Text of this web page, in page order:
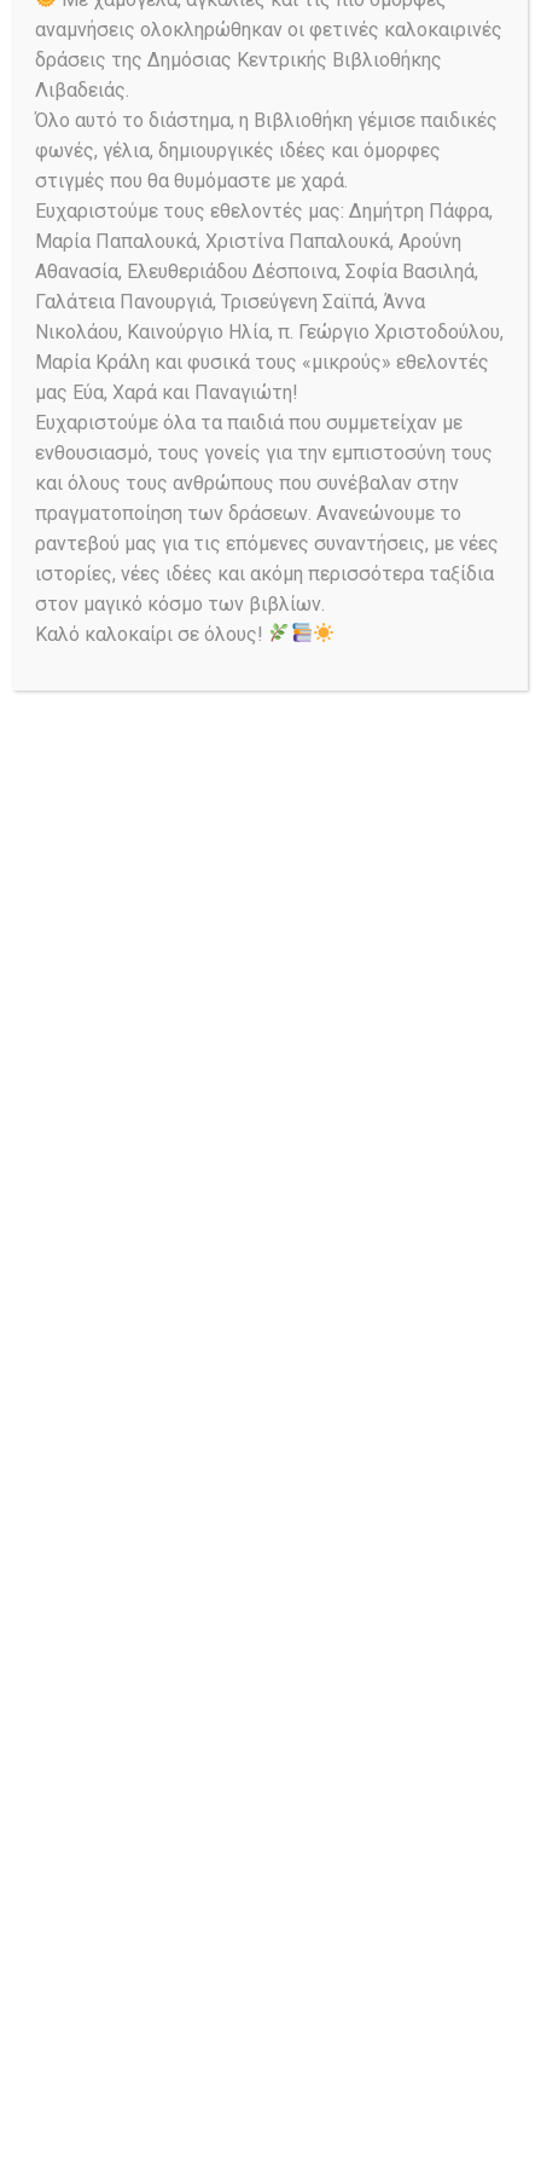
Blog ,Πάμε μια βόλτα στις λέξεις;
Πολιτιστικό μαγκαζίνο
Posted on
07/10/2024
0 Comments Share
Ίσως το ξέρετε. Η χαρακτηριστική πίκρα
της μπίρας οφείλεται στον λυκίσκο.
Read More
Ask a Librarian
αναμνήσεις ολοκληρώθηκαν οι φετινές καλοκαιρινές
δράσεις της Δημόσιας Κεντρικής Βιβλιοθήκης
Λιβαδειάς.
Όλο αυτό το διάστημα, η Βιβλιοθήκη γέμισε παιδικές
φωνές, γέλια, δημιουργικές ιδέες και όμορφες
στιγμές που θα θυμόμαστε με χαρά.
Ευχαριστούμε τους εθελοντές μας: Δημήτρη Πάφρα,
Μαρία Παπαλουκά, Χριστίνα Παπαλουκά, Αρούνη
Αθανασία, Ελευθεριάδου Δέσποινα, Σοφία Βασιληά,
Γαλάτεια Πανουργιά, Τρισεύγενη Σαϊπά, Άννα
Νικολάου, Καινούργιο Ηλία, π. Γεώργιο Χριστοδούλου,
Μαρία Κράλη και φυσικά τους «μικρούς» εθελοντές
μας Εύα, Χαρά και Παναγιώτη!
Ευχαριστούμε όλα τα παιδιά που συμμετείχαν με
ενθουσιασμό, τους γονείς για την εμπιστοσύνη τους
και όλους τους ανθρώπους που συνέβαλαν στην
πραγματοποίηση των δράσεων. Ανανεώνουμε το
ραντεβού μας για τις επόμενες συναντήσεις, με νέες
ιστορίες, νέες ιδέες και ακόμη περισσότερα ταξίδια
στον μαγικό κόσμο των βιβλίων.
Καλό καλοκαίρι σε όλους!